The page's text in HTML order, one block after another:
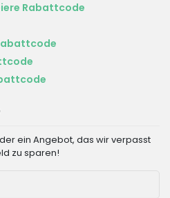
Rabattcode
ein Angebot, das wir verpasst
zu sparen!